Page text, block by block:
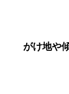
がけ地や